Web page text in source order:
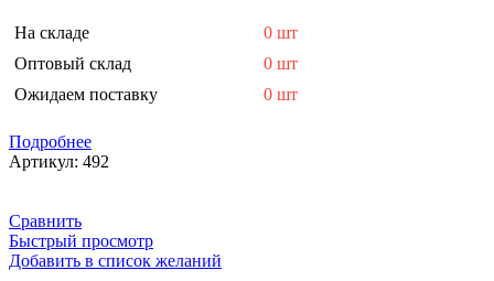
На складе
0 шт
Оптовый склад
0 шт
Ожидаем поставку
0 шт
Подробнее
Артикул: 492
Сравнить
Быстрый просмотр
Добавить в список желаний